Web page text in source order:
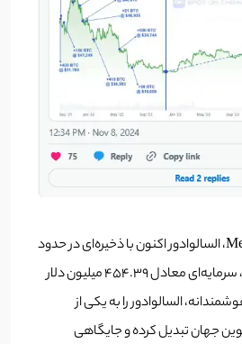
بر اساس گزارش Memepool، السالوادور اکنون با ذخیره‌ای در حدود
۵۹۲۸.۷۶ واحد بیت‌کوین، سرمایه‌ای معادل ۴۵۴.۳۹ میلیون دلار
السالوادور را به یکی از
جهان تبدیل کرده و جایگاهی